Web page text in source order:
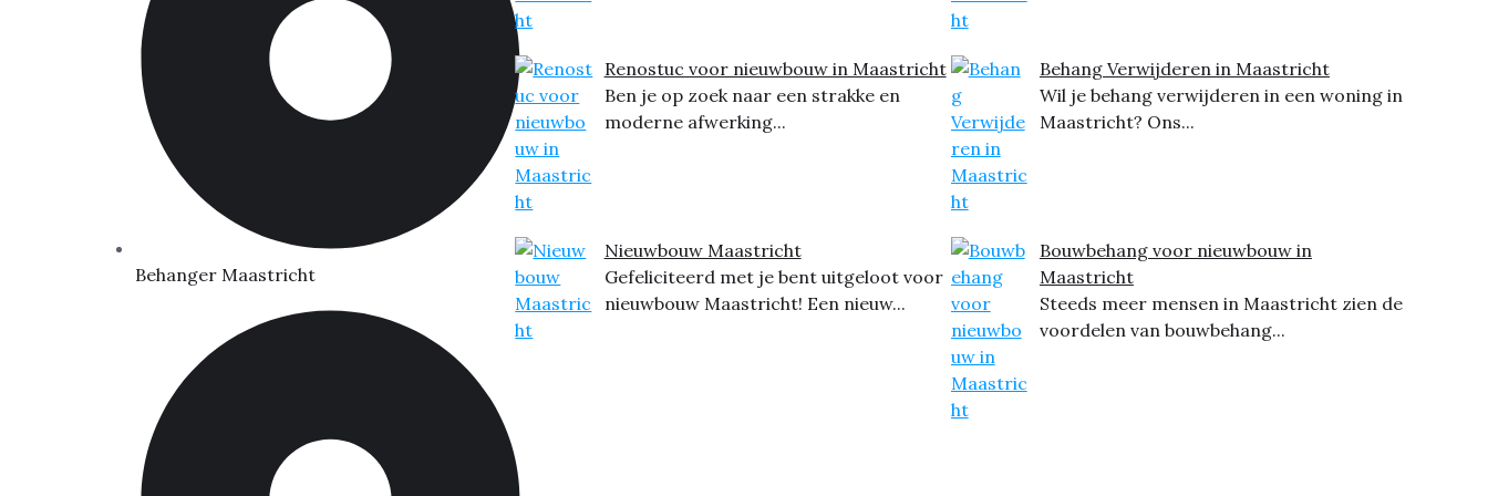
Behanger Maastricht
Renostuc voor nieuwbouw in Maastricht
Ben je op zoek naar een strakke en
moderne afwerking...
Nieuwbouw Maastricht
Gefeliciteerd met je bent uitgeloot voor
nieuwbouw Maastricht! Een nieuw...
Behang Verwijderen in Maastricht
Wil je behang verwijderen in een woning in
Maastricht? Ons...
Bouwbehang voor nieuwbouw in
Maastricht
Steeds meer mensen in Maastricht zien de
voordelen van bouwbehang...